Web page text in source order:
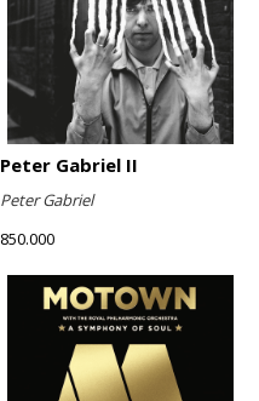
Peter Gabriel II
Peter Gabriel
850.000